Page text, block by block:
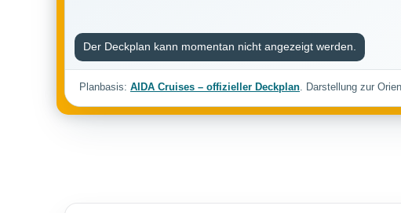
Der Deckplan kann momentan nicht angezeigt werden.
Planbasis: AIDA Cruises – offizieller Deckplan . Darstellung zur